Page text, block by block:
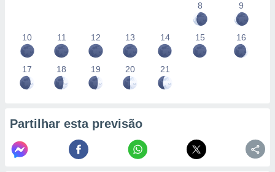
8
9
10 11 12 13 14 15 16
17 18 19 20 21
Partilhar esta previsão